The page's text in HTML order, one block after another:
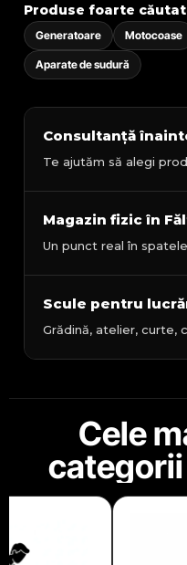
Produse foarte
Generatoare Motocoase
Aparate de sudură
Consultanță
Te ajutăm să alegi
Magazin fizic în
Un punct real în
Scule pentru
Grădină, atelier, curte,
Cele